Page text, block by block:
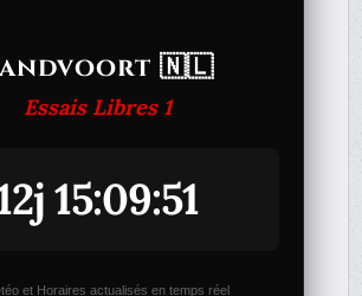
🇳🇱
Essais Libres 1
15:09:51
et Horaires actualisés en temps réel